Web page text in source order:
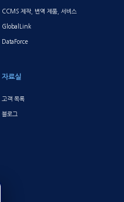
CCMS 제작, 번역 제품, 서비스
GlobalLink
DataForce
자료실
고객 목록
블로그